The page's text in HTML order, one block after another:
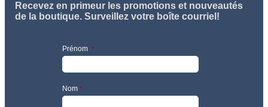
Recevez en primeur les promotions et nouveautés
de la boutique. Surveillez votre boîte courriel!
Prénom *
Nom *